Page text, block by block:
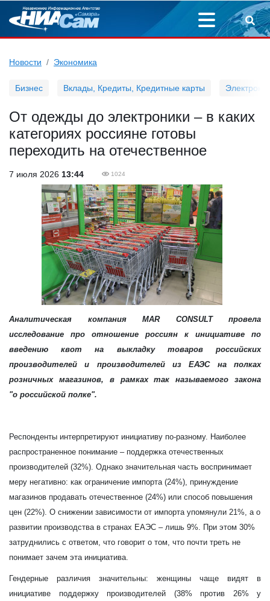
Новости Экономика
Бизнес Вклады, Кредиты, Кредитные карты
От одежды до электроники – в каких
категориях россияне готовы
переходить на отечественное
7 июля 2026 13:44 1024
Аналитическая компания MAR CONSULT провела
исследование про отношение россиян к инициативе по
введению квот на выкладку товаров российских
производителей и производителей из ЕАЭС на полках
розничных магазинов, в рамках так называемого закона
"о российской полке".
Респонденты интерпретируют инициативу по-разному. Наиболее
распространенное понимание – поддержка отечественных
производителей (32%). Однако значительная часть воспринимает
меру негативно: как ограничение импорта (24%), принуждение
магазинов продавать отечественное (24%) или способ повышения
цен (22%). О снижении зависимости от импорта упомянули 21%, а о
развитии производства в странах ЕАЭС – лишь 9%. При этом 30%
затруднились с ответом, что говорит о том, что почти треть не
понимает зачем эта инициатива.
Гендерные различия значительны: женщины чаще видят в
инициативе поддержку производителей (38% против 26% у